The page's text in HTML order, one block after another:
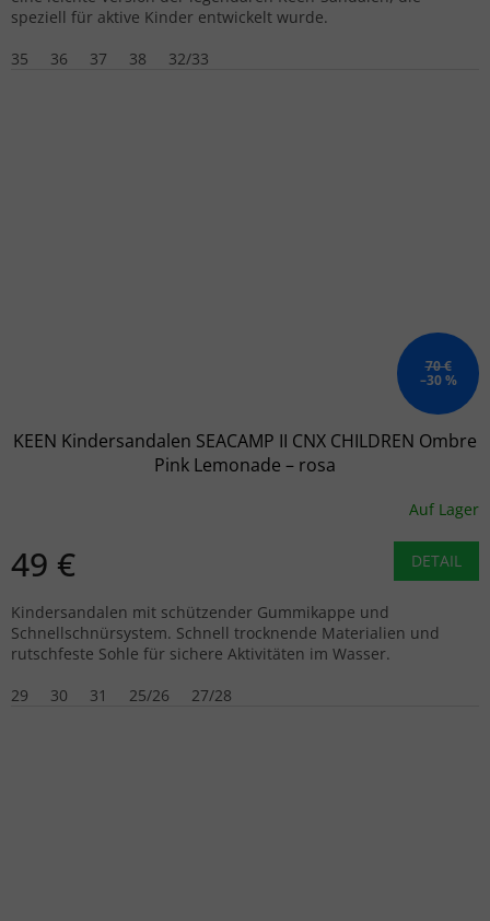
speziell für aktive Kinder entwickelt wurde.
35
36 37 38 32/33
70 €
–30 %
KEEN Kindersandalen SEACAMP II CNX CHILDREN Ombre
Pink Lemonade – rosa
Auf Lager
49 € DETAIL
Kindersandalen mit schützender Gummikappe und
Schnellschnürsystem. Schnell trocknende Materialien und
rutschfeste Sohle für sichere Aktivitäten im Wasser.
29
30 31 25/26 27/28